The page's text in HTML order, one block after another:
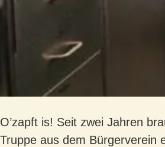
O’zapft is! Seit zwei Jahren
Truppe aus dem Bürgerverein